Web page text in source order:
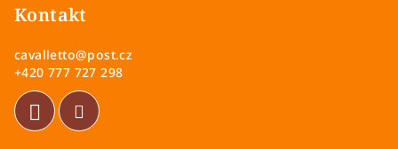
Kontakt
cavalletto@post.cz
+420 777 727 298